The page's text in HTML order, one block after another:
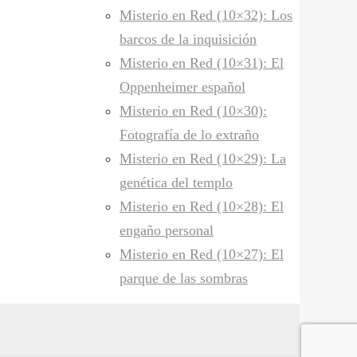
Misterio en Red (10×32): Los
barcos de la inquisición
Misterio en Red (10×31): El
Oppenheimer español
Misterio en Red (10×30):
Fotografía de lo extraño
Misterio en Red (10×29): La
genética del templo
Misterio en Red (10×28): El
engaño personal
Misterio en Red (10×27): El
parque de las sombras